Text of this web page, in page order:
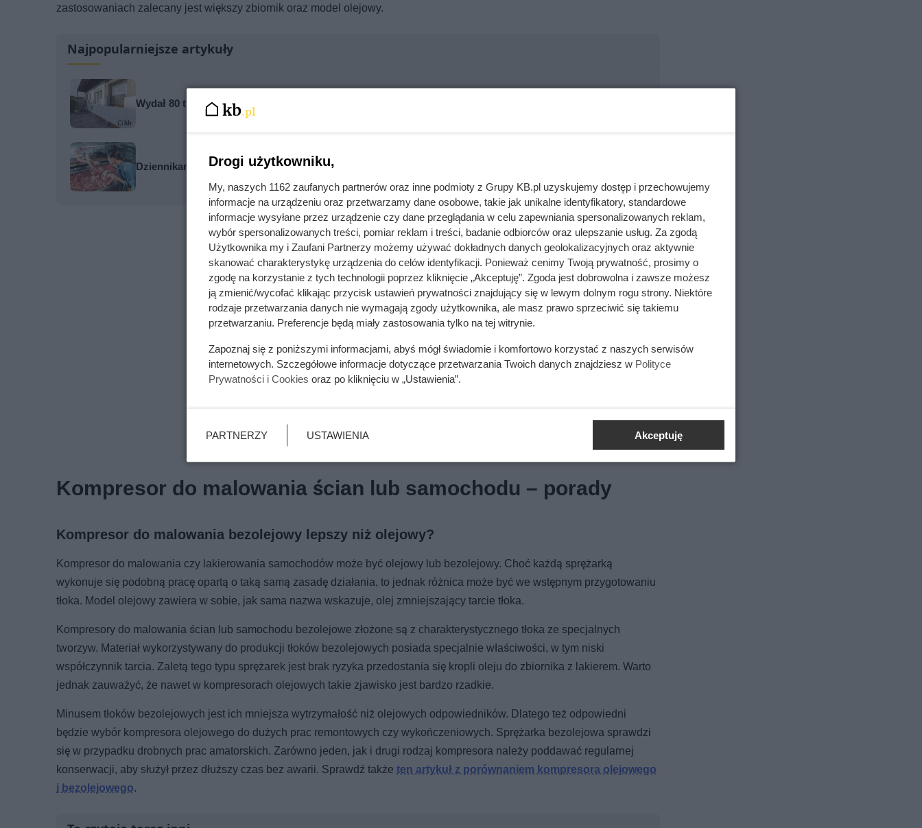
zastosowaniach zalecany jest większy zbiornik oraz model olejowy.
Najpopularniejsze artykuły
Wydał 80 tys. zł na ocieplenie domu. Rachunki spadły tylko o 5%
Dziennikarze ujawnili pochodzenie mięsa z Dino. Klienci zaskoczeni
Kompresor do malowania ścian lub samochodu – porady
Kompresor do malowania bezolejowy lepszy niż olejowy?
Kompresor do malowania czy lakierowania samochodów może być olejowy lub bezolejowy. Choć każdą sprężarką
wykonuje się podobną pracę opartą o taką samą zasadę działania, to jednak różnica może być we wstępnym przygotowaniu
tłoka. Model olejowy zawiera w sobie, jak sama nazwa wskazuje, olej zmniejszający tarcie tłoka.
Kompresory do malowania ścian lub samochodu bezolejowe złożone są z charakterystycznego tłoka ze specjalnych
tworzyw. Materiał wykorzystywany do produkcji tłoków bezolejowych posiada specjalnie właściwości, w tym niski
współczynnik tarcia. Zaletą tego typu sprężarek jest brak ryzyka przedostania się kropli oleju do zbiornika z lakierem. Warto
jednak zauważyć, że nawet w kompresorach olejowych takie zjawisko jest bardzo rzadkie.
Minusem tłoków bezolejowych jest ich mniejsza wytrzymałość niż olejowych odpowiedników. Dlatego też odpowiedni
będzie wybór kompresora olejowego do dużych prac remontowych czy wykończeniowych. Sprężarka bezolejowa sprawdzi
się w przypadku drobnych prac amatorskich. Zarówno jeden, jak i drugi rodzaj kompresora należy poddawać regularnej
konserwacji, aby służył przez dłuższy czas bez awarii. Sprawdź także ten artykuł z porównaniem kompresora olejowego
i bezolejowego.
Drogi użytkowniku,
My, naszych 1162 zaufanych partnerów oraz inne podmioty z Grupy KB.pl uzyskujemy dostęp i przechowujemy
informacje na urządzeniu oraz przetwarzamy dane osobowe, takie jak unikalne identyfikatory, standardowe
informacje wysyłane przez urządzenie czy dane przeglądania w celu zapewniania spersonalizowanych reklam,
wybór spersonalizowanych treści, pomiar reklam i treści, badanie odbiorców oraz ulepszanie usług. Za zgodą
Użytkownika my i Zaufani Partnerzy możemy używać dokładnych danych geolokalizacyjnych oraz aktywnie
skanować charakterystykę urządzenia do celów identyfikacji. Ponieważ cenimy Twoją prywatność, prosimy o
zgodę na korzystanie z tych technologii poprzez kliknięcie „Akceptuję”. Zgoda jest dobrowolna i zawsze możesz
ją zmienić/wycofać klikając przycisk ustawień prywatności znajdujący się w lewym dolnym rogu strony. Niektóre
rodzaje przetwarzania danych nie wymagają zgody użytkownika, ale masz prawo sprzeciwić się takiemu
przetwarzaniu. Preferencje będą miały zastosowania tylko na tej witrynie.
Zapoznaj się z poniższymi informacjami, abyś mógł świadomie i komfortowo korzystać z naszych serwisów
internetowych. Szczegółowe informacje dotyczące przetwarzania Twoich danych znajdziesz w Polityce
Prywatności i Cookies oraz po kliknięciu w „Ustawienia”.
PARTNERZY USTAWIENIA Akceptuję